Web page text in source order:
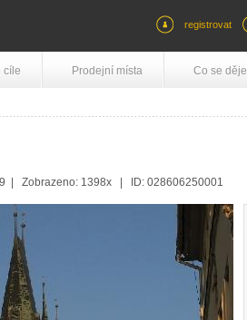
registrovat
cíle Prodejní místa Co se děje
| Zobrazeno: 1398x | ID: 028606250001